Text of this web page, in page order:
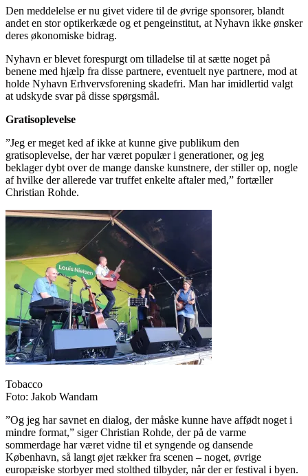
Den meddelelse er nu givet videre til de øvrige sponsorer, blandt
andet en stor optikerkæde og et pengeinstitut, at Nyhavn ikke ønsker
deres økonomiske bidrag.
Nyhavn er blevet forespurgt om tilladelse til at sætte noget på
benene med hjælp fra disse partnere, eventuelt nye partnere, mod at
holde Nyhavn Erhvervsforening skadefri. Man har imidlertid valgt
at udskyde svar på disse spørgsmål.
Gratisoplevelse
”Jeg er meget ked af ikke at kunne give publikum den
gratisoplevelse, der har været populær i generationer, og jeg
beklager dybt over de mange danske kunstnere, der stiller op, nogle
af hvilke der allerede var truffet enkelte aftaler med,” fortæller
Christian Rohde.
Tobacco
Foto: Jakob Wandam
”Og jeg har savnet en dialog, der måske kunne have affødt noget i
mindre format,” siger Christian Rohde, der på de varme
sommerdage har været vidne til et syngende og dansende
København, så langt øjet rækker fra scenen – noget, øvrige
europæiske storbyer med stolthed tilbyder, når der er festival i byen.